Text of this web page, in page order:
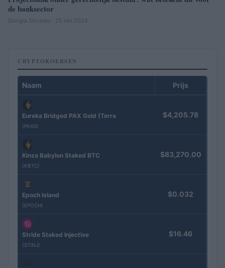
de banksector
Giorgia Stromeo · 25 okt 2024
CRYPTOKOERSEN
Naam Prijs
Eureka Bridged PAX Gold (Terra
(PAXG)
$4,205.78
Kinza Babylon Staked BTC
(KBTC)
$83,270.00
Epoch Island
(EPOCH)
$0.032
Stride Staked Injective
(STINJ)
$16.46